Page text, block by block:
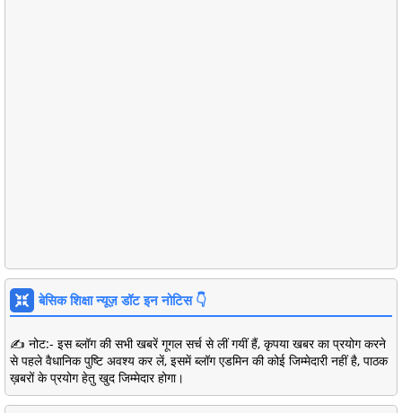
बेसिक शिक्षा न्यूज़ डॉट इन नोटिस 👇
✍️ नोट:- इस ब्लॉग की सभी खबरें गूगल सर्च से लीं गयीं हैं, कृपया खबर का प्रयोग करने
से पहले वैधानिक पुष्टि अवश्य कर लें, इसमें ब्लॉग एडमिन की कोई जिम्मेदारी नहीं है, पाठक
ख़बरों के प्रयोग हेतु खुद जिम्मेदार होगा।